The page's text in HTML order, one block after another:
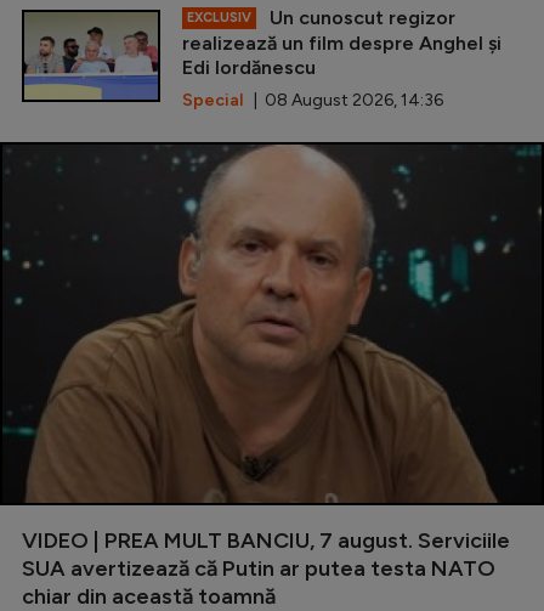
EXCLUSIV
Un cunoscut regizor
realizează un film despre Anghel și
Edi Iordănescu
Special | 08 August 2026, 14:36
VIDEO | PREA MULT BANCIU, 7 august. Serviciile
SUA avertizează că Putin ar putea testa NATO
chiar din această toamnă